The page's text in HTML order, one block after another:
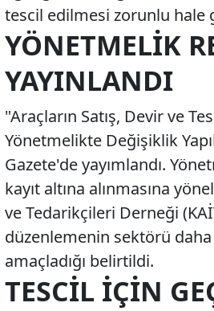
tescil edilmesi zorunlu hale
YÖNETMELIK
YAYINLANDI
"Araçların Satış, Devir ve
Yönetmelikte Değişiklik
Gazete'de yayımlandı.
kayıt altına alınmasına
ve Tedarikçileri Derneği
düzenlemenin sektörü
amaçladığı belirtildi.
TESCIL İÇIN